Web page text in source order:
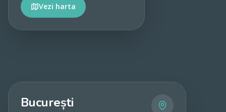
Vezi harta
Vezi detalii
București